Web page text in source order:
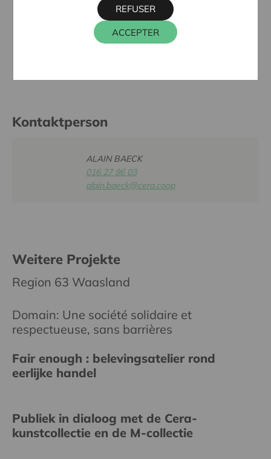
MOLENSTRAAT 32, 9130 BEVEREN-KRUIBEKE-
www.conecto.be/nl/heilige-familie/over-
Kontaktperson
ALAIN BAECK
016 27 96 03
alain.baeck@cera.coop
Weitere Projekte
Region 63 Waasland
Domain: Une société solidaire et
respectueuse, sans barrières
Fair enough : belevingsatelier rond
eerlijke handel
Publiek in dialoog met de Cera-
kunstcollectie en de M-collectie
ACCEPTER
REFUSER